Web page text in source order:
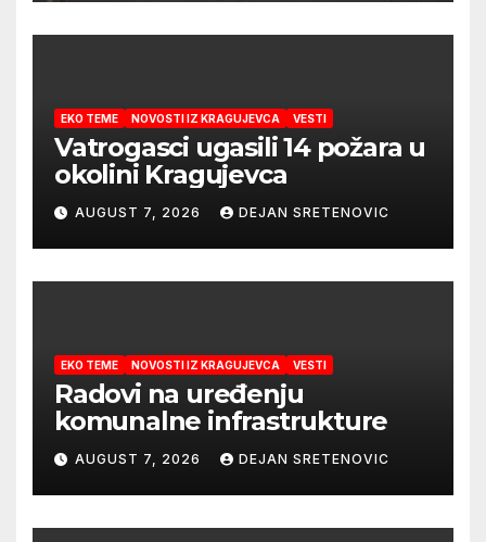
EKO TEME NOVOSTI IZ KRAGUJEVCA VESTI
Vatrogasci ugasili 14 požara u
okolini Kragujevca
AUGUST 7, 2026 DEJAN SRETENOVIC
EKO TEME NOVOSTI IZ KRAGUJEVCA VESTI
Radovi na uređenju
komunalne infrastrukture
AUGUST 7, 2026 DEJAN SRETENOVIC